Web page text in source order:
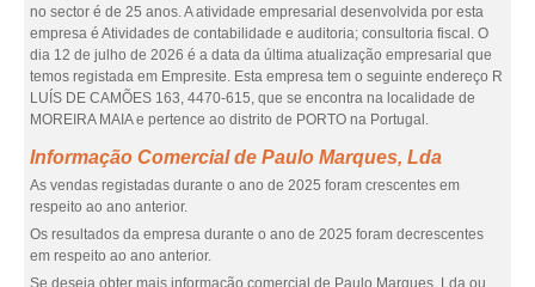
no sector é de 25 anos. A atividade empresarial desenvolvida por esta
empresa é Atividades de contabilidade e auditoria; consultoria fiscal. O
dia 12 de julho de 2026 é a data da última atualização empresarial que
temos registada em Empresite. Esta empresa tem o seguinte endereço R
LUÍS DE CAMÕES 163, 4470-615, que se encontra na localidade de
MOREIRA MAIA e pertence ao distrito de PORTO na Portugal.
Informação Comercial de Paulo Marques, Lda
As vendas registadas durante o ano de 2025 foram crescentes em
respeito ao ano anterior.
Os resultados da empresa durante o ano de 2025 foram decrescentes
em respeito ao ano anterior.
Se deseja obter mais informação comercial de Paulo Marques, Lda ou